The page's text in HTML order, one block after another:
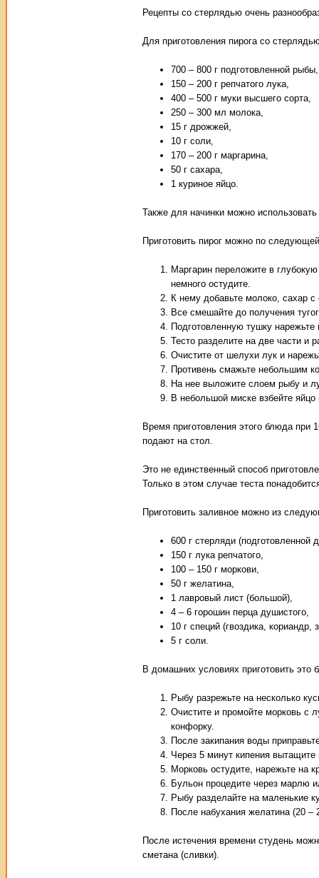
Рецепты со стерлядью очень
Для приготовления пирога со
700 – 800 г подготовленной рыбы,
150 – 200 г репчатого лука,
400 – 500 г муки высшего сорта,
250 – 300 мл молока,
15 г дрожжей,
10 г соли,
170 – 200 г маргарина,
50 г сахара,
1 куриное яйцо.
Также для начинки можно
Приготовить пирог можно по
Маргарин переложите в
немного остудите.
К нему добавьте молоко, сахар
Все смешайте до получения
Подготовленную тушку
Тесто разделите на две части и
Очистите от шелухи лук и
Противень смажьте небольшим
На нее выложите слоем рыбу и
В небольшой миске взбейте яйцо
Время приготовления этого блюда при
подают на стол.
Это не единственный способ
Только в этом случае теста
Приготовить заливное можно из
600 г стерляди (подготовленной
150 г лука репчатого,
100 – 150 г моркови,
50 г желатина,
1 лавровый лист (большой),
4 – 6 горошин перца душистого,
10 г специй (гвоздика, кориандр,
5 г соли.
В домашних условиях приготовить это
Рыбу разрежьте на несколько
Очистите и промойте морковь с
конфорку.
После закипания воды
Через 5 минут кипения
Морковь остудите, нарежьте на
Бульон процедите через марлю
Рыбу разделайте на маленькие
После набухания желатина (20
После истечения времени студень
сметана (сливки).